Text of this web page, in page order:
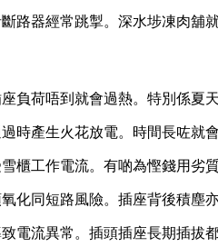
路器經常跳掣。深水埗凍肉舖
負荷唔到就會過熱。特別係夏
時產生火花放電。時間長咗就
櫃工作電流。有啲為慳錢用劣
化同短路風險。插座背後積塵
電流異常。插頭插座長期插拔都